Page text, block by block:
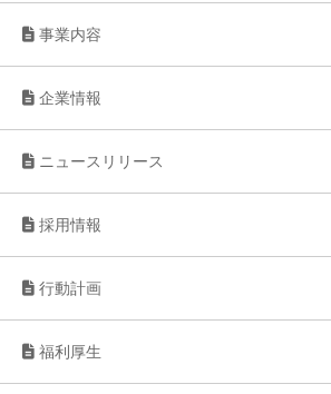
事業内容
企業情報
ニュースリリース
採用情報
行動計画
福利厚生